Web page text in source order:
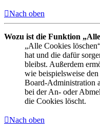
Nach oben
Wozu ist die Funktion
„Alle Cookies
hat und die dafür
bleibst. Außerdem
wie beispielsweise
Board-Administration
bei der An- oder
die Cookies löscht.
Nach oben